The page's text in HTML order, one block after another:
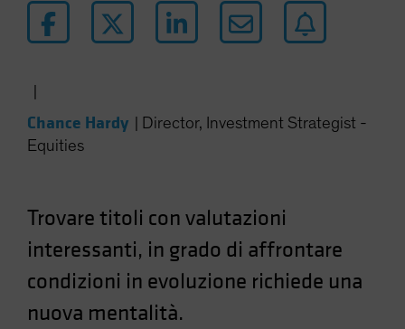
New Zealand
Portugal
Spain
Sweden
Switzerland
Chance Hardy
Director, Investment Strategist -
Equities
Trovare titoli con valutazioni
interessanti, in grado di affrontare
condizioni in evoluzione richiede una
nuova mentalità.